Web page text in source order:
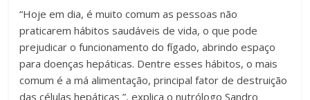
“Hoje em dia, é muito comum as pessoas não
praticarem hábitos saudáveis de vida, o que pode
prejudicar o funcionamento do fígado, abrindo espaço
para doenças hepáticas. Dentre esses hábitos, o mais
comum é a má alimentação, principal fator de destruição
das células hepáticas ”, explica o nutrólogo Sandro